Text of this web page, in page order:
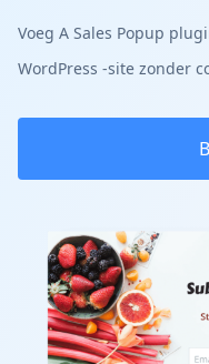
Voeg A Sales Popup
WordPress -site zonder